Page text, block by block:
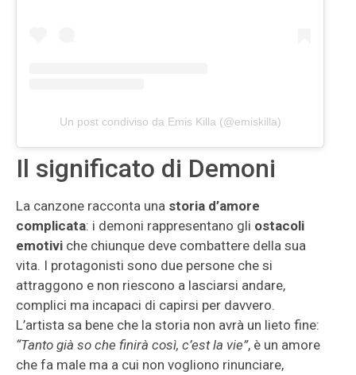
Un post condiviso da Emis Killa (@emiskilla)
Il significato di Demoni
La canzone racconta una storia d’amore
complicata: i demoni rappresentano gli ostacoli
emotivi che chiunque deve combattere della sua
vita. I protagonisti sono due persone che si
attraggono e non riescono a lasciarsi andare,
complici ma incapaci di capirsi per davvero.
L’artista sa bene che la storia non avrà un lieto fine:
“Tanto già so che finirà così, c’est la vie”, è un amore
che fa male ma a cui non vogliono rinunciare,